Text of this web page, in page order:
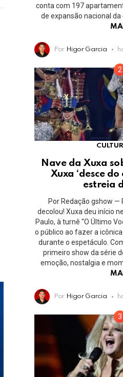
conta com 197
de expansão nacional da
Por Higor Garcia
Nave da Xuxa
Xuxa ‘desce
estreia
Por Redação gshow —
decolou! Xuxa deu início
Paulo, à turnê “O Último
o público ao fazer a
durante o espetáculo.
primeiro show da série
emoção, nostalgia e
Por Higor Garcia